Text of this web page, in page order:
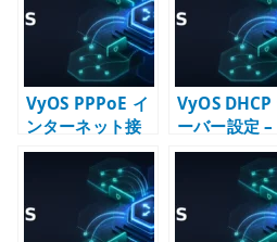
VyOS PPPoE イ
ンターネット接
続設定 –
Firewall / NAPT
/ MTU を確認す
る
VyOS DHCP
ーバー設定 –
LAN 向けア
ス配布の基本